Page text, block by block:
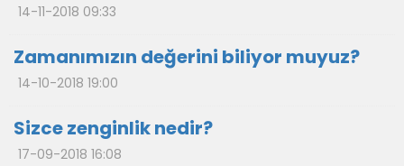
14-11-2018 09:33
Zamanımızın değerini biliyor muyuz?
14-10-2018 19:00
Sizce zenginlik nedir?
17-09-2018 16:08